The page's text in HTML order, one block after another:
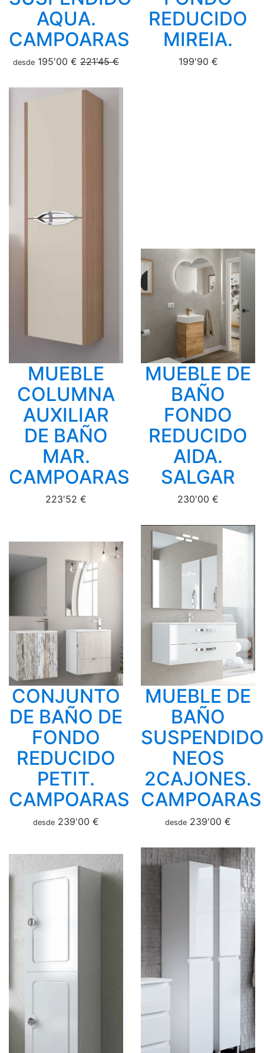
AQUA.
CAMPOARAS
desde 195'00 € 221'45 €
REDUCIDO
MIREIA.
199'90 €
MUEBLE
COLUMNA
AUXILIAR
DE BAÑO
MAR.
CAMPOARAS
223'52 €
MUEBLE DE
BAÑO
FONDO
REDUCIDO
AIDA.
SALGAR
230'00 €
CONJUNTO
DE BAÑO DE
FONDO
REDUCIDO
PETIT.
CAMPOARAS
desde 239'00 €
MUEBLE DE
BAÑO
SUSPENDIDO
NEOS
2CAJONES.
CAMPOARAS
desde 239'00 €